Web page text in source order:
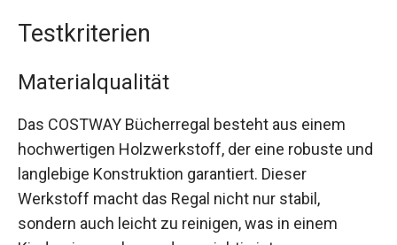
Testkriterien
Materialqualität
Das COSTWAY Bücherregal besteht aus einem
hochwertigen Holzwerkstoff, der eine robuste und
langlebige Konstruktion garantiert. Dieser
Werkstoff macht das Regal nicht nur stabil,
sondern auch leicht zu reinigen, was in einem